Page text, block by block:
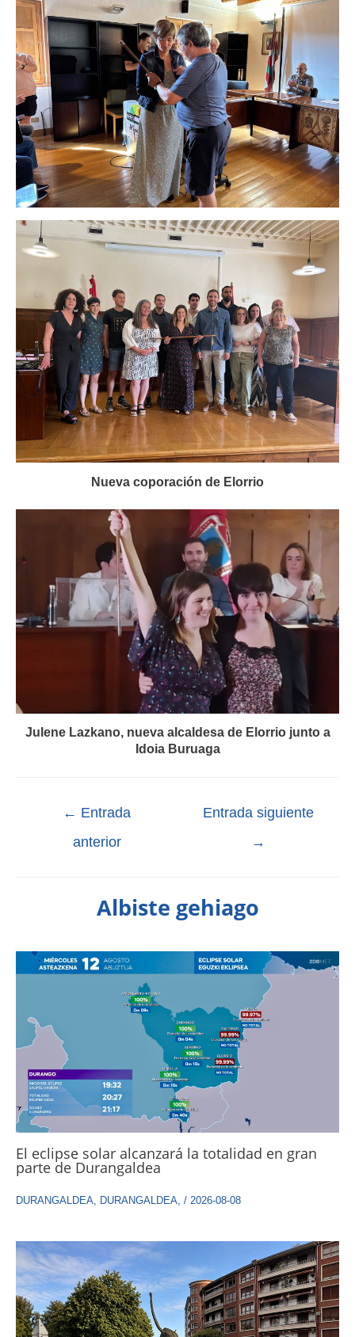
Nueva coporación de Elorrio
Julene Lazkano, nueva alcaldesa de Elorrio junto a
Idoia Buruaga
← Entrada
anterior
Entrada siguiente
→
Albiste gehiago
El eclipse solar alcanzará la totalidad en gran
parte de Durangaldea
DURANGALDEA, DURANGALDEA, / 2026-08-08